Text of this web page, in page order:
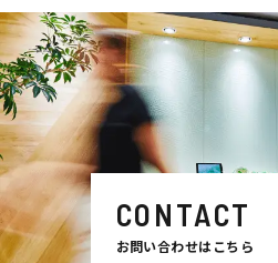
CONTACT
お問い合わせはこちら